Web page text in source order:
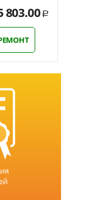
803.00 Р